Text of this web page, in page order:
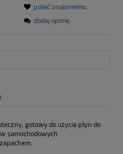
poleć znajomemu
dodaj opinię
gotowy do użycia płyn do
samochodowych